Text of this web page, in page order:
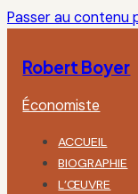
Passer au contenu
Robert Boyer
Économiste
ACCUEIL
BIOGRAPHIE
L’ŒUVRE